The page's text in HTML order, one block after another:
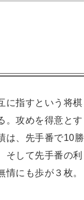
に指すという将棋
。攻めを得意とす
は、先手番で10勝
そして先手番の利
にも歩が３枚。